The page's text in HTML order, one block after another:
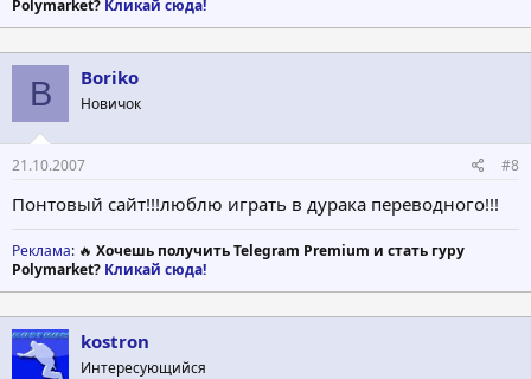
Polymarket? Кликай сюда!
B Boriko
Новичок
21.10.2007 #8
Понтовый сайт!!!люблю играть в дурака переводного!!!
Реклама: 🔥 Хочешь получить Telegram Premium и стать гуру
Polymarket? Кликай сюда!
kostron
Интересующийся